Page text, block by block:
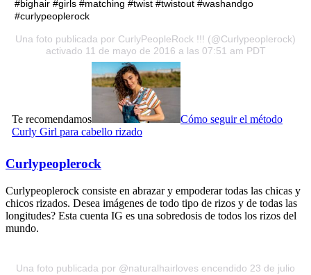
#bighair #girls #matching #twist #twistout #washandgo
#curlypeoplerock
Una foto publicada por CurlyPeopleRock !!! (@Curlypeoplerock)
activado 11 de mayo de 2016 a las 07:51 am PDT
Te recomendamos
Cómo seguir el método
Curly Girl para cabello rizado
Curlypeoplerock
Curlypeoplerock consiste en abrazar y empoderar todas las chicas y
chicos rizados. Desea imágenes de todo tipo de rizos y de todas las
longitudes? Esta cuenta IG es una sobredosis de todos los rizos del
mundo.
Una foto publicada por @naturalhairloves encendido 23 de julio